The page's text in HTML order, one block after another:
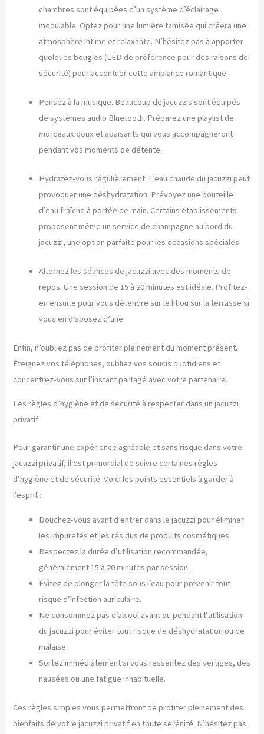
chambres sont équipées d’un système d’éclairage
modulable. Optez pour une lumière tamisée qui créera une
atmosphère intime et relaxante. N’hésitez pas à apporter
quelques bougies (LED de préférence pour des raisons de
sécurité) pour accentuer cette ambiance romantique.
Pensez à la musique. Beaucoup de jacuzzis sont équipés
de systèmes audio Bluetooth. Préparez une playlist de
morceaux doux et apaisants qui vous accompagneront
pendant vos moments de détente.
Hydratez-vous régulièrement. L’eau chaude du jacuzzi peut
provoquer une déshydratation. Prévoyez une bouteille
d’eau fraîche à portée de main. Certains établissements
proposent même un service de champagne au bord du
jacuzzi, une option parfaite pour les occasions spéciales.
Alternez les séances de jacuzzi avec des moments de
repos. Une session de 15 à 20 minutes est idéale. Profitez-
en ensuite pour vous détendre sur le lit ou sur la terrasse si
vous en disposez d’une.
Enfin, n’oubliez pas de profiter pleinement du moment présent.
Éteignez vos téléphones, oubliez vos soucis quotidiens et
concentrez-vous sur l’instant partagé avec votre partenaire.
Les règles d’hygiène et de sécurité à respecter dans un jacuzzi
privatif
Pour garantir une expérience agréable et sans risque dans votre
jacuzzi privatif, il est primordial de suivre certaines règles
d’hygiène et de sécurité. Voici les points essentiels à garder à
l’esprit :
Douchez-vous avant d’entrer dans le jacuzzi pour éliminer
les impuretés et les résidus de produits cosmétiques.
Respectez la durée d’utilisation recommandée,
généralement 15 à 20 minutes par session.
Évitez de plonger la tête sous l’eau pour prévenir tout
risque d’infection auriculaire.
Ne consommez pas d’alcool avant ou pendant l’utilisation
du jacuzzi pour éviter tout risque de déshydratation ou de
malaise.
Sortez immédiatement si vous ressentez des vertiges, des
nausées ou une fatigue inhabituelle.
Ces règles simples vous permettront de profiter pleinement des
bienfaits de votre jacuzzi privatif en toute sérénité. N’hésitez pas